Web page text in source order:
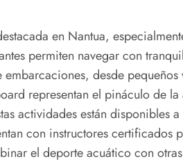
en Nantua,
permiten navegar con
desde pequeños
representan el pináculo de
actividades están disponibles
con instructores certificados
el deporte acuático con